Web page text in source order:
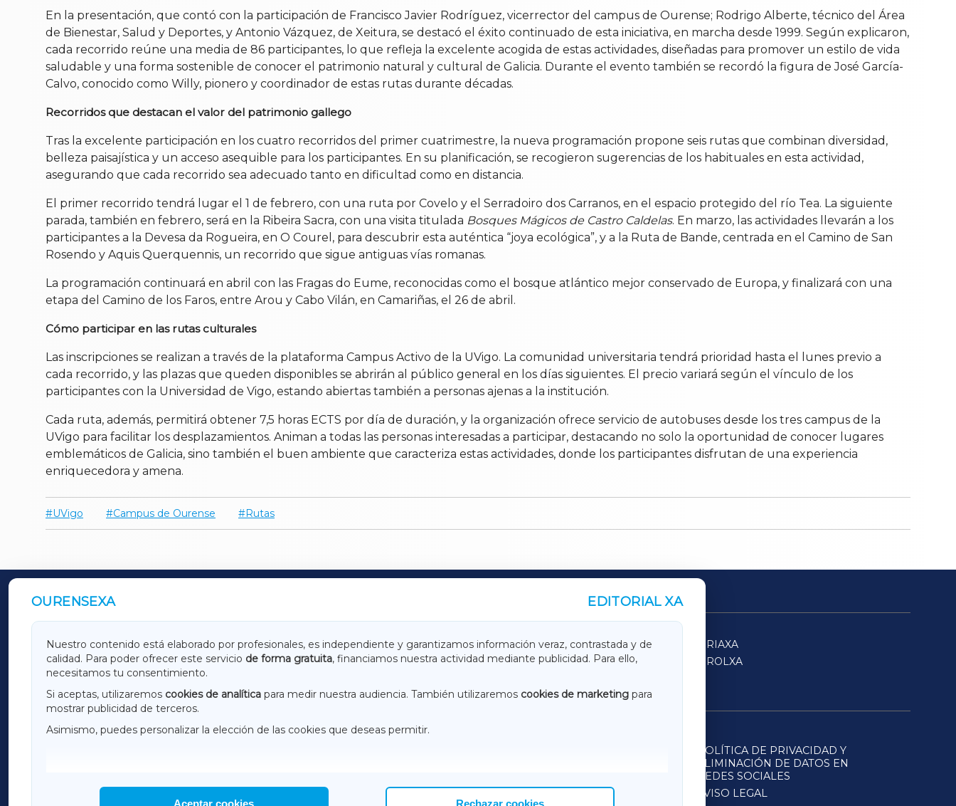
En la presentación, que contó con la participación de Francisco Javier Rodríguez, vicerrector del campus de Ourense; Rodrigo Alberte, técnico del Área
de Bienestar, Salud y Deportes, y Antonio Vázquez, de Xeitura, se destacó el éxito continuado de esta iniciativa, en marcha desde 1999. Según explicaron,
cada recorrido reúne una media de 86 participantes, lo que refleja la excelente acogida de estas actividades, diseñadas para promover un estilo de vida
saludable y una forma sostenible de conocer el patrimonio natural y cultural de Galicia. Durante el evento también se recordó la figura de José García-
Calvo, conocido como Willy, pionero y coordinador de estas rutas durante décadas.
Recorridos que destacan el valor del patrimonio gallego
Tras la excelente participación en los cuatro recorridos del primer cuatrimestre, la nueva programación propone seis rutas que combinan diversidad,
belleza paisajística y un acceso asequible para los participantes. En su planificación, se recogieron sugerencias de los habituales en esta actividad,
asegurando que cada recorrido sea adecuado tanto en dificultad como en distancia.
El primer recorrido tendrá lugar el 1 de febrero, con una ruta por Covelo y el Serradoiro dos Carranos, en el espacio protegido del río Tea. La siguiente
parada, también en febrero, será en la Ribeira Sacra, con una visita titulada Bosques Mágicos de Castro Caldelas. En marzo, las actividades llevarán a los
participantes a la Devesa da Rogueira, en O Courel, para descubrir esta auténtica “joya ecológica”, y a la Ruta de Bande, centrada en el Camino de San
Rosendo y Aquis Querquennis, un recorrido que sigue antiguas vías romanas.
La programación continuará en abril con las Fragas do Eume, reconocidas como el bosque atlántico mejor conservado de Europa, y finalizará con una
etapa del Camino de los Faros, entre Arou y Cabo Vilán, en Camariñas, el 26 de abril.
Cómo participar en las rutas culturales
Las inscripciones se realizan a través de la plataforma Campus Activo de la UVigo. La comunidad universitaria tendrá prioridad hasta el lunes previo a
cada recorrido, y las plazas que queden disponibles se abrirán al público general en los días siguientes. El precio variará según el vínculo de los
participantes con la Universidad de Vigo, estando abiertas también a personas ajenas a la institución.
Cada ruta, además, permitirá obtener 7,5 horas ECTS por día de duración, y la organización ofrece servicio de autobuses desde los tres campus de la
UVigo para facilitar los desplazamientos. Animan a todas las personas interesadas a participar, destacando no solo la oportunidad de conocer lugares
emblemáticos de Galicia, sino también el buen ambiente que caracteriza estas actividades, donde los participantes disfrutan de una experiencia
enriquecedora y amena.
UVigo Campus de Ourense Rutas
OURENSEXA EDITORIAL XA
Nuestro contenido está elaborado por profesionales, es independiente y garantizamos información veraz, contrastada y de
calidad. Para poder ofrecer este servicio de forma gratuita, financiamos nuestra actividad mediante publicidad. Para ello,
necesitamos tu consentimiento.
Si aceptas, utilizaremos cookies de analítica para medir nuestra audiencia. También utilizaremos cookies de marketing para
mostrar publicidad de terceros.
Asimismo, puedes personalizar la elección de las cookies que deseas permitir.
OUTROS PERIÓDICOS
GALICIAXA LUGOXA TERRACHAXA
SARRIAXA
AMARIÑAXA
RIBEIRASACRAXA ACORUÑAXA
FERROLXA
OURENSEXA
HEMEROTECA
POLÍTICA DE PRIVACIDAD Y
ELIMINACIÓN DE DATOS EN
REDES SOCIALES
AVISO LEGAL